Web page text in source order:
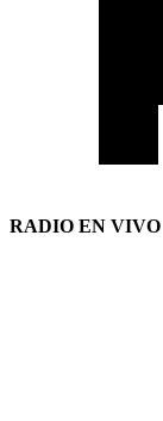
RADIO EN VIVO